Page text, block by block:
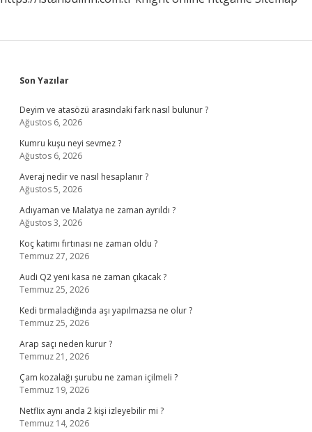
Sidebar
Son Yazılar
Deyim ve atasözü arasındaki fark nasıl bulunur ?
Ağustos 6, 2026
Kumru kuşu neyi sevmez ?
Ağustos 6, 2026
Averaj nedir ve nasıl hesaplanır ?
Ağustos 5, 2026
Adıyaman ve Malatya ne zaman ayrıldı ?
Ağustos 3, 2026
Koç katımı fırtınası ne zaman oldu ?
Temmuz 27, 2026
Audi Q2 yeni kasa ne zaman çıkacak ?
Temmuz 25, 2026
Kedi tırmaladığında aşı yapılmazsa ne olur ?
Temmuz 25, 2026
Arap saçı neden kurur ?
Temmuz 21, 2026
Çam kozalağı şurubu ne zaman içilmeli ?
Temmuz 19, 2026
Netflix aynı anda 2 kişi izleyebilir mi ?
Temmuz 14, 2026